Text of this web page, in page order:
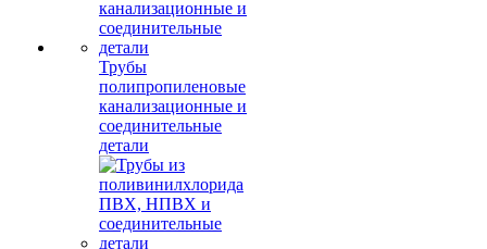
Трубы
полипропиленовые
канализационные и
соединительные
детали